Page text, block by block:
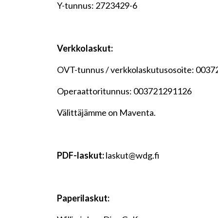
Y-tunnus: 2723429-6
Verkkolaskut:
OVT-tunnus / verkkolaskutusosoite:
Operaattoritunnus: 003721291126
Välittäjämme on Maventa.
PDF-laskut:laskut@wdg.fi
Paperilaskut: